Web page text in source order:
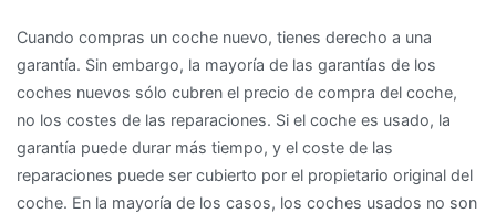
Cuando compras un coche nuevo, tienes derecho a una
garantía. Sin embargo, la mayoría de las garantías de los
coches nuevos sólo cubren el precio de compra del coche,
no los costes de las reparaciones. Si el coche es usado, la
garantía puede durar más tiempo, y el coste de las
reparaciones puede ser cubierto por el propietario original del
coche. En la mayoría de los casos, los coches usados no son